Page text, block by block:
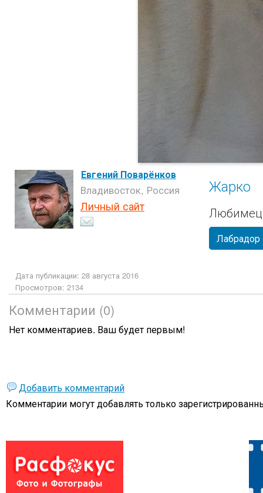
Евгений Поварёнков
Владивосток, Россия
Личный сайт
Жарко
Лабрадор
Дата публикации: 28 августа 2016
Просмотров: 2134
Комментарии (0)
Нет комментариев. Ваш будет первым!
Добавить комментарий
Комментарии могут добавлять только